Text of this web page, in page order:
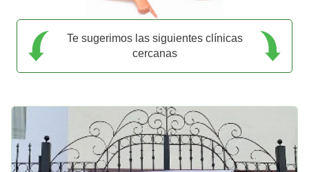
Te sugerimos las siguientes clínicas
cercanas